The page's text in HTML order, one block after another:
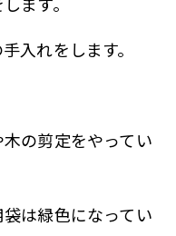
入れをします。
の剪定をやってい
は緑色になってい